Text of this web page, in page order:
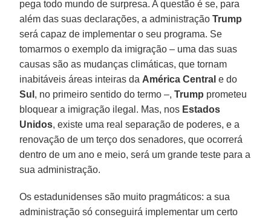
pega todo mundo de surpresa. A questão é se, para
além das suas declarações, a administraçãoTrump
será capaz de implementar o seu programa. Se
tomarmos o exemplo da imigração – uma das suas
causas são as mudanças climáticas, que tornam
inabitáveis áreas inteiras da América Central e do
Sul , no primeiro sentido do termo –,Trump prometeu
bloquear a imigração ilegal. Mas, nos Estados
Unidos, existe uma real separação de poderes, e a
renovação de um terço dos senadores, que ocorrerá
dentro de um ano e meio, será um grande teste para a
sua administração.
Os estadunidenses são muito pragmáticos: a sua
administração só conseguirá implementar um certo